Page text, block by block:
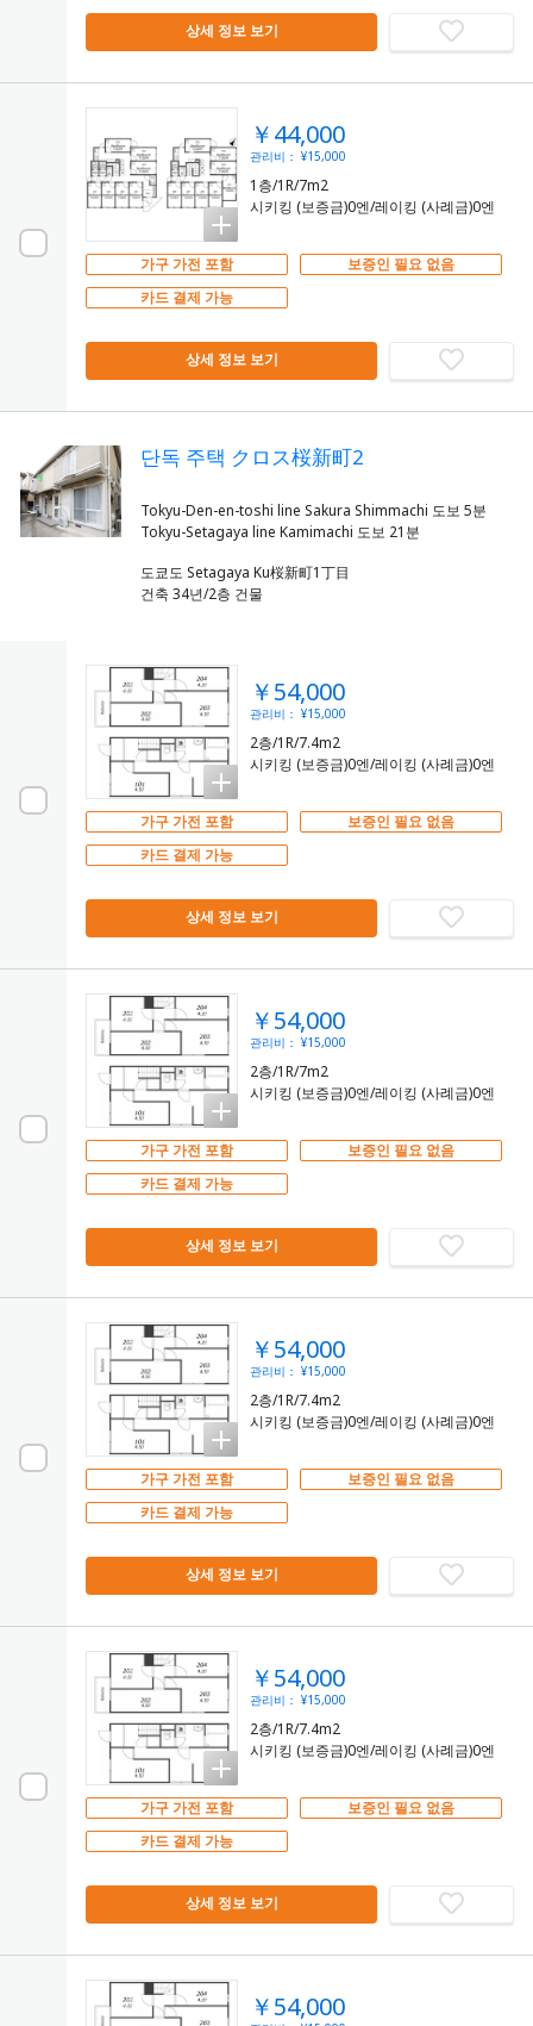
상세 정보 보기
￥44,000
관리비： ¥15,000
1층/1R/7m2
시키킹 (보증금)0엔/레이킹 (사례금)0엔
가구 가전 포함
보증인 필요 없음
카드 결제 가능
상세 정보 보기
단독 주택 クロス桜新町2
Tokyu-Den-en-toshi line Sakura Shimmachi 도보 5분
도쿄도 Setagaya Ku桜新町1丁目
건축 34년/2층 건물
￥54,000
관리비： ¥15,000
2층/1R/7.4m2
시키킹 (보증금)0엔/레이킹 (사례금)0엔
가구 가전 포함
보증인 필요 없음
카드 결제 가능
상세 정보 보기
￥54,000
관리비： ¥15,000
2층/1R/7m2
시키킹 (보증금)0엔/레이킹 (사례금)0엔
가구 가전 포함
보증인 필요 없음
카드 결제 가능
상세 정보 보기
￥54,000
관리비： ¥15,000
2층/1R/7.4m2
시키킹 (보증금)0엔/레이킹 (사례금)0엔
가구 가전 포함
보증인 필요 없음
카드 결제 가능
상세 정보 보기
￥54,000
관리비： ¥15,000
2층/1R/7.4m2
시키킹 (보증금)0엔/레이킹 (사례금)0엔
가구 가전 포함
보증인 필요 없음
카드 결제 가능
상세 정보 보기
￥54,000